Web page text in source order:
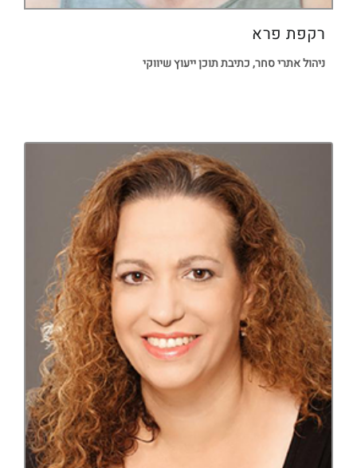
רקפת פרא
ניהול אתרי סחר, כתיבת תוכן ייעוץ שיווקי